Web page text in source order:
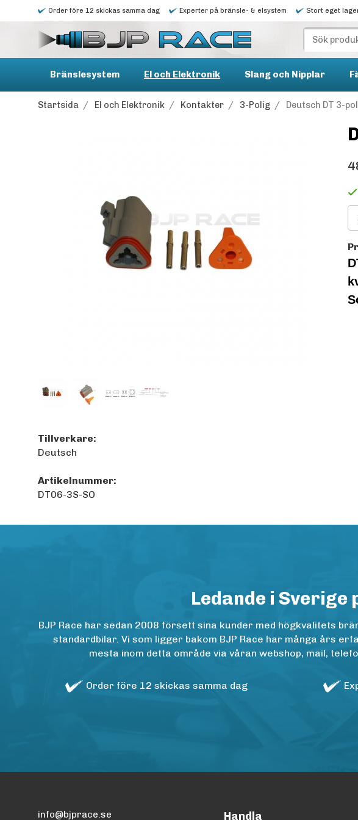
Order före 12 skickas samma dag Experter på bränsle- & elsystem Stort eget
Bränslesystem El och Elektronik Slang och Nipplar
Startsida / El och Elektronik / Kontakter / 3-Polig / Deutsch DT 3-
Tillverkare:
Deutsch
Artikelnummer:
DT06-3S-SO
Ledande i Sverige
BJP Race har sedan 2008 försett sina kunder med högkvalitets
standardbilar. Vi som ligger bakom BJP Race har många års
mesta inom detta område via våran webshop, mail,
Order före 12 skickas samma dag
info@bjprace.se Handla